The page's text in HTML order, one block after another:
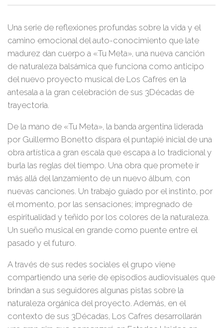
Una serie de reflexiones profundas sobre la vida y el
camino emocional del auto-conocimiento que late
madurez dan cuerpo a «Tu Meta», una nueva canción
de naturaleza balsámica que funciona como anticipo
del nuevo proyecto musical de Los Cafres en la
antesala a la gran celebración de sus 3Décadas de
trayectoria.
De la mano de «Tu Meta», la banda argentina liderada
por Guillermo Bonetto dispara el puntapié inicial de una
obra artística a gran escala que escapa a lo tradicional y
burla las reglas del tiempo. Una obra que promete ir
más allá del lanzamiento de un nuevo álbum, con
nuevas canciones. Un trabajo guiado por el instinto, por
el momento, por las sensaciones; impregnado de
espiritualidad y teñido por los colores de la naturaleza.
Un sueño musical en grande como puente entre el
pasado y el futuro.
A través de sus redes sociales el grupo viene
compartiendo una serie de episodios audiovisuales que
brindan a sus seguidores algunas pistas sobre la
naturaleza orgánica del proyecto. Además, en el
contexto de sus 3Décadas, Los Cafres desarrollarán